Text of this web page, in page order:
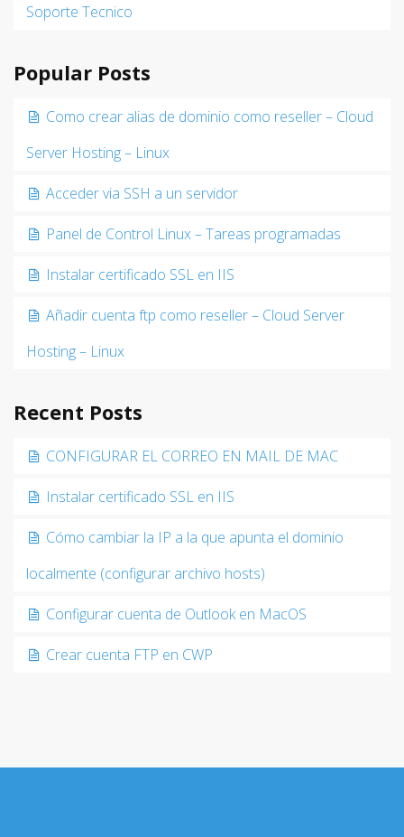
Soporte Tecnico
Popular Posts
Como crear alias de dominio como reseller – Cloud
Server Hosting – Linux
Acceder via SSH a un servidor
Panel de Control Linux – Tareas programadas
Instalar certificado SSL en IIS
Añadir cuenta ftp como reseller – Cloud Server
Hosting – Linux
Recent Posts
CONFIGURAR EL CORREO EN MAIL DE MAC
Instalar certificado SSL en IIS
Cómo cambiar la IP a la que apunta el dominio
localmente (configurar archivo hosts)
Configurar cuenta de Outlook en MacOS
Crear cuenta FTP en CWP